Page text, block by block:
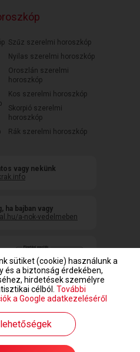
Szűz szerelmi horoszkóp
Nyilas szerelmi horoszkóp
Oroszlán szerelmi
horoszkóp
Kos szerelmi horoszkóp
Skorpió szerelmi
horoszkóp
Rák szerelmi horoszkóp
vagy nekünk
ha bajban vagy
a-nok-vedelmeben
2026 Dating Central Europe Zrt.
sütiket (cookie) használunk a
és a biztonság érdekében,
hirdetések személyre
célból. További
a Google adatkezeléséről